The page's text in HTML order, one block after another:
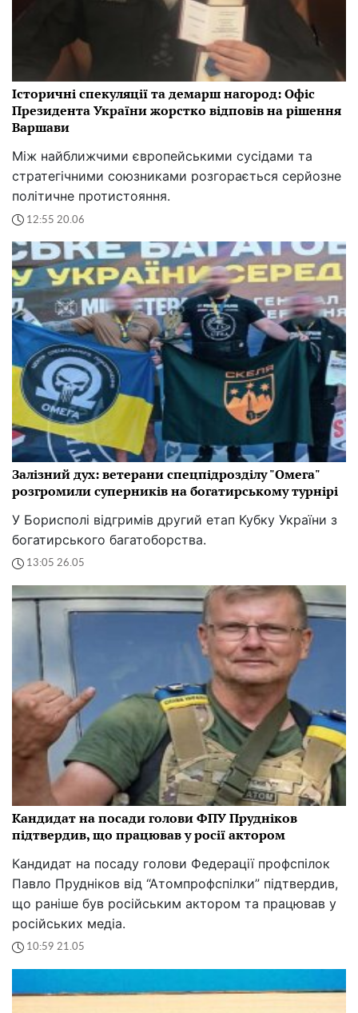
Історичні спекуляції та демарш нагород: Офіс
Президента України жорстко відповів на рішення
Варшави
Між найближчими європейськими сусідами та
стратегічними союзниками розгорається серйозне
політичне протистояння.
12:55 20.06
Залізний дух: ветерани спецпідрозділу "Омега"
розгромили суперників на богатирському турнірі
У Борисполі відгримів другий етап Кубку України з
богатирського багатоборства.
13:05 26.05
Кандидат на посади голови ФПУ Прудніков
підтвердив, що працював у росії актором
Кандидат на посаду голови Федерації профспілок
Павло Прудніков від “Атомпрофспілки” підтвердив,
що раніше був російським актором та працював у
російських медіа.
10:59 21.05